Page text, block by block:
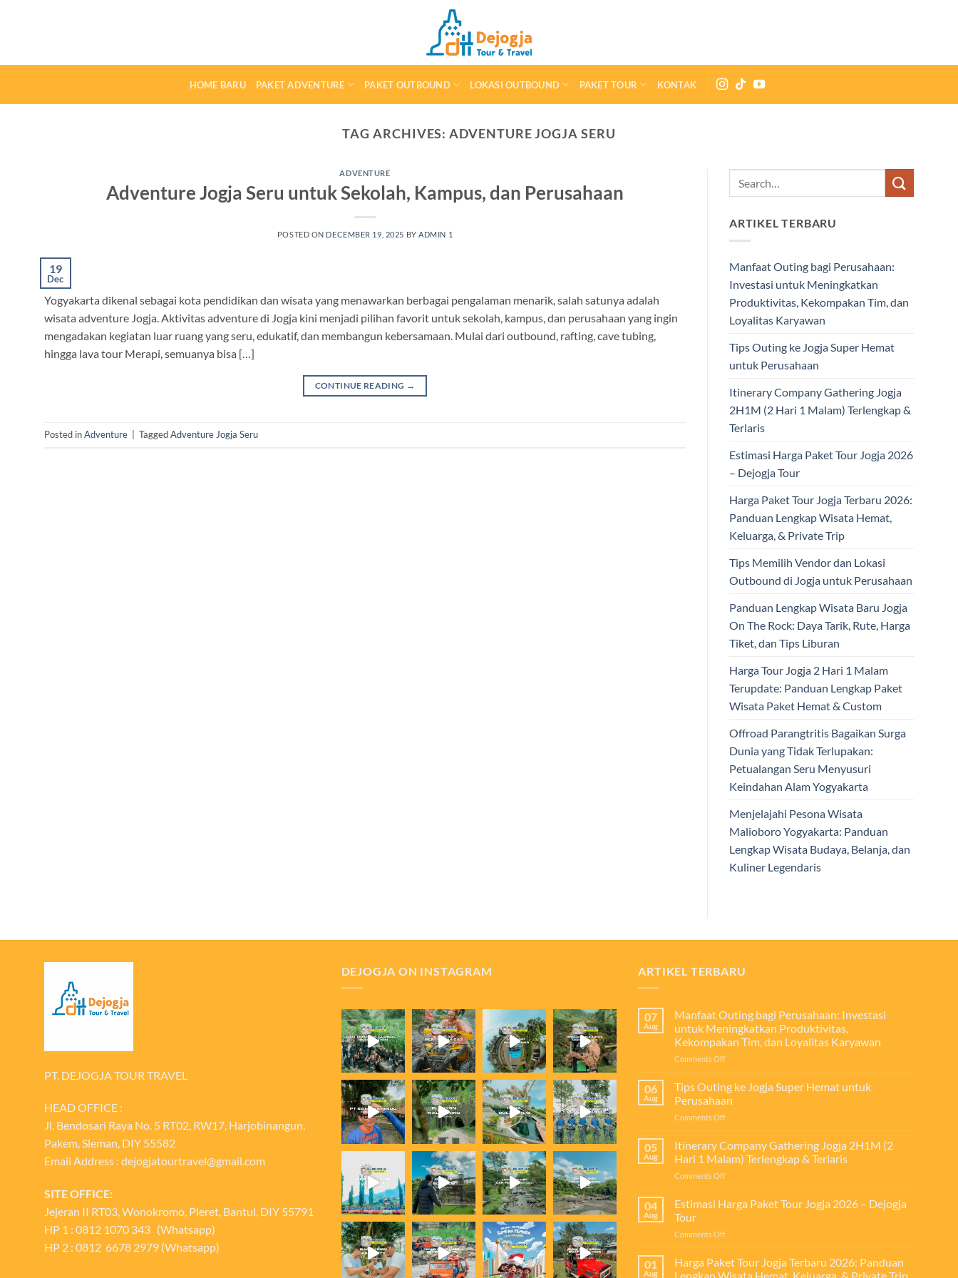
HOME BARU PAKET ADVENTURE PAKET OUTBOUND LOKASI OUTBOUND PAKET TOUR KONTAK
TAG ARCHIVES:ADVENTURE JOGJA SERU
ADVENTURE
Adventure Jogja Seru untuk Sekolah, Kampus, dan Perusahaan
POSTED ON DECEMBER 19, 2025 BYADMIN 1
19
Dec
Yogyakarta dikenal sebagai kota pendidikan dan wisata yang menawarkan berbagai pengalaman menarik, salah satunya adalah
wisata adventure Jogja. Aktivitas adventure di Jogja kini menjadi pilihan favorit untuk sekolah, kampus, dan perusahaan yang ingin
mengadakan kegiatan luar ruang yang seru, edukatif, dan membangun kebersamaan. Mulai dari outbound, rafting, cave tubing,
hingga lava tour Merapi, semuanya bisa […]
CONTINUE READING →
Posted inAdventure TaggedAdventure Jogja Seru
ARTIKEL TERBARU
Manfaat Outing bagi Perusahaan:
Investasi untuk Meningkatkan
Produktivitas, Kekompakan Tim, dan
Loyalitas Karyawan
Tips Outing ke Jogja Super Hemat
untuk Perusahaan
Itinerary Company Gathering Jogja
2H1M (2 Hari 1 Malam) Terlengkap &
Terlaris
Estimasi Harga Paket Tour Jogja 2026
– Dejogja Tour
Harga Paket Tour Jogja Terbaru 2026:
Panduan Lengkap Wisata Hemat,
Keluarga, & Private Trip
Tips Memilih Vendor dan Lokasi
Outbound di Jogja untuk Perusahaan
Panduan Lengkap Wisata Baru Jogja
On The Rock: Daya Tarik, Rute, Harga
Tiket, dan Tips Liburan
Harga Tour Jogja 2 Hari 1 Malam
Terupdate: Panduan Lengkap Paket
Wisata Paket Hemat & Custom
Offroad Parangtritis Bagaikan Surga
Dunia yang Tidak Terlupakan:
Petualangan Seru Menyusuri
Keindahan Alam Yogyakarta
Menjelajahi Pesona Wisata
Malioboro Yogyakarta: Panduan
Lengkap Wisata Budaya, Belanja, dan
Kuliner Legendaris
PT. DEJOGJA TOUR TRAVEL
HEAD OFFICE :
Jl, Bendosari Raya No. 5 RT02, RW17, Harjobinangun,
Pakem, Sleman, DIY 55582
Email Address : dejogjatourtravel@gmail.com
SITE OFFICE:
Jejeran II RT03, Wonokromo, Pleret, Bantul, DIY 55791
HP 1 : 0812 1070 343 (Whatsapp)
HP 2 : 0812 6678 2979 (Whatsapp)
DEJOGJA ON INSTAGRAM ARTIKEL TERBARU
07
Aug
Manfaat Outing bagi Perusahaan: Investasi
untuk Meningkatkan Produktivitas,
Kekompakan Tim, dan Loyalitas Karyawan
Comments Offon
Outing
bagi
Perusahaan:
Investasi
Meningkatkan
Produktivitas,
Kekompakan
Loyalitas
06
Aug
Tips Outing ke Jogja Super Hemat untuk
Perusahaan
Comments Offon
Outing
Jogja
Super
untuk
05
Aug
Itinerary Company Gathering Jogja 2H1M (2
Hari 1 Malam) Terlengkap & Terlaris
Comments Offon
Company
Gathering
2H1M
Hari
1
04
Aug
Estimasi Harga Paket Tour Jogja 2026 – Dejogja
Tour
Comments Offon
Harga
01
Aug
Harga Paket Tour Jogja Terbaru 2026: Panduan